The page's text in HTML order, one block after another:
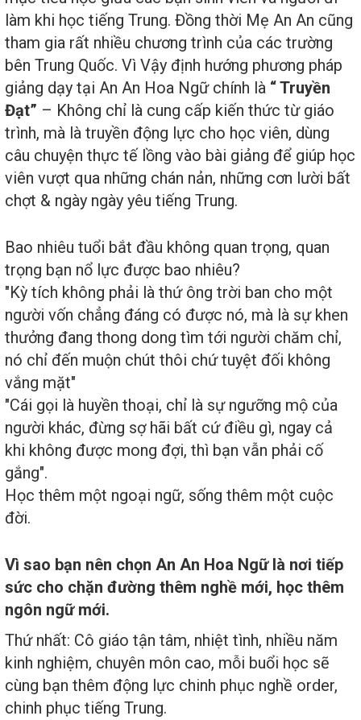
làm khi học tiếng Trung. Đồng thời Mẹ An An cũng
tham gia rất nhiều chương trình của các trường
bên Trung Quốc. Vì Vậy định hướng phương pháp
giảng dạy tại An An Hoa Ngữ chính là “ Truyền
Đạt” – Không chỉ là cung cấp kiến thức từ giáo
trình, mà là truyền động lực cho học viên, dùng
câu chuyện thực tế lồng vào bài giảng để giúp học
viên vượt qua những chán nản, những cơn lười bất
chợt & ngày ngày yêu tiếng Trung.
Bao nhiêu tuổi bắt đầu không quan trọng, quan
trọng bạn nổ lực được bao nhiêu?
"Kỳ tích không phải là thứ ông trời ban cho một
người vốn chẳng đáng có được nó, mà là sự khen
thưởng đang thong dong tìm tới người chăm chỉ,
nó chỉ đến muộn chút thôi chứ tuyệt đối không
vắng mặt"
"Cái gọi là huyền thoại, chỉ là sự ngưỡng mộ của
người khác, đừng sợ hãi bất cứ điều gì, ngay cả
khi không được mong đợi, thì bạn vẫn phải cố
gắng".
Học thêm một ngoại ngữ, sống thêm một cuộc
đời.
Vì sao bạn nên chọn An An Hoa Ngữ là nơi tiếp
sức cho chặn đường thêm nghề mới, học thêm
ngôn ngữ mới.
Thứ nhất: Cô giáo tận tâm, nhiệt tình, nhiều năm
kinh nghiệm, chuyên môn cao, mỗi buổi học sẽ
cùng bạn thêm động lực chinh phục nghề order,
chinh phục tiếng Trung.